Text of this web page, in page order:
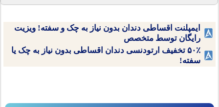
ایمپلنت اقساطی دندان بدون نیاز به چک و سفته! ویزیت
رایگان توسط متخصص
۵۰٪ تخفیف ارتودنسی دندان اقساطی بدون نیاز به چک یا
سفته!